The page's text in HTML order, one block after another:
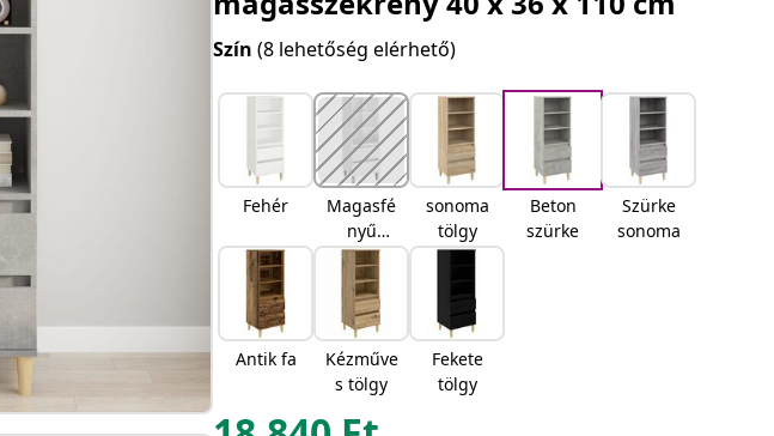
Szín(8 lehetőség elérhető)
Fehér
Magasfé
nyű
fehér
sonoma
tölgy
Beton
szürke
Szürke
sonoma
Antik fa
Kézműve
s tölgy
Fekete
tölgy